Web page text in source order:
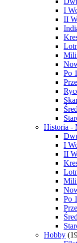
I
II
Po
Historia -
I
II
Po
Hobby